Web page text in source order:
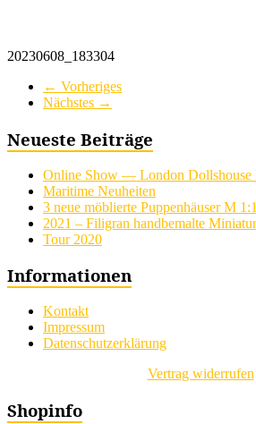
20230608_183304
← Vorheriges
Nächstes →
Neueste Beiträge
Online Show — London Dollshouse
Maritime Neuheiten
3 neue möblierte Puppenhäuser M
2021 – Filigran handbemalte
Tour 2020
Informationen
Kontakt
Impressum
Datenschutzerklärung
Vertrag widerrufen
Shopinfo